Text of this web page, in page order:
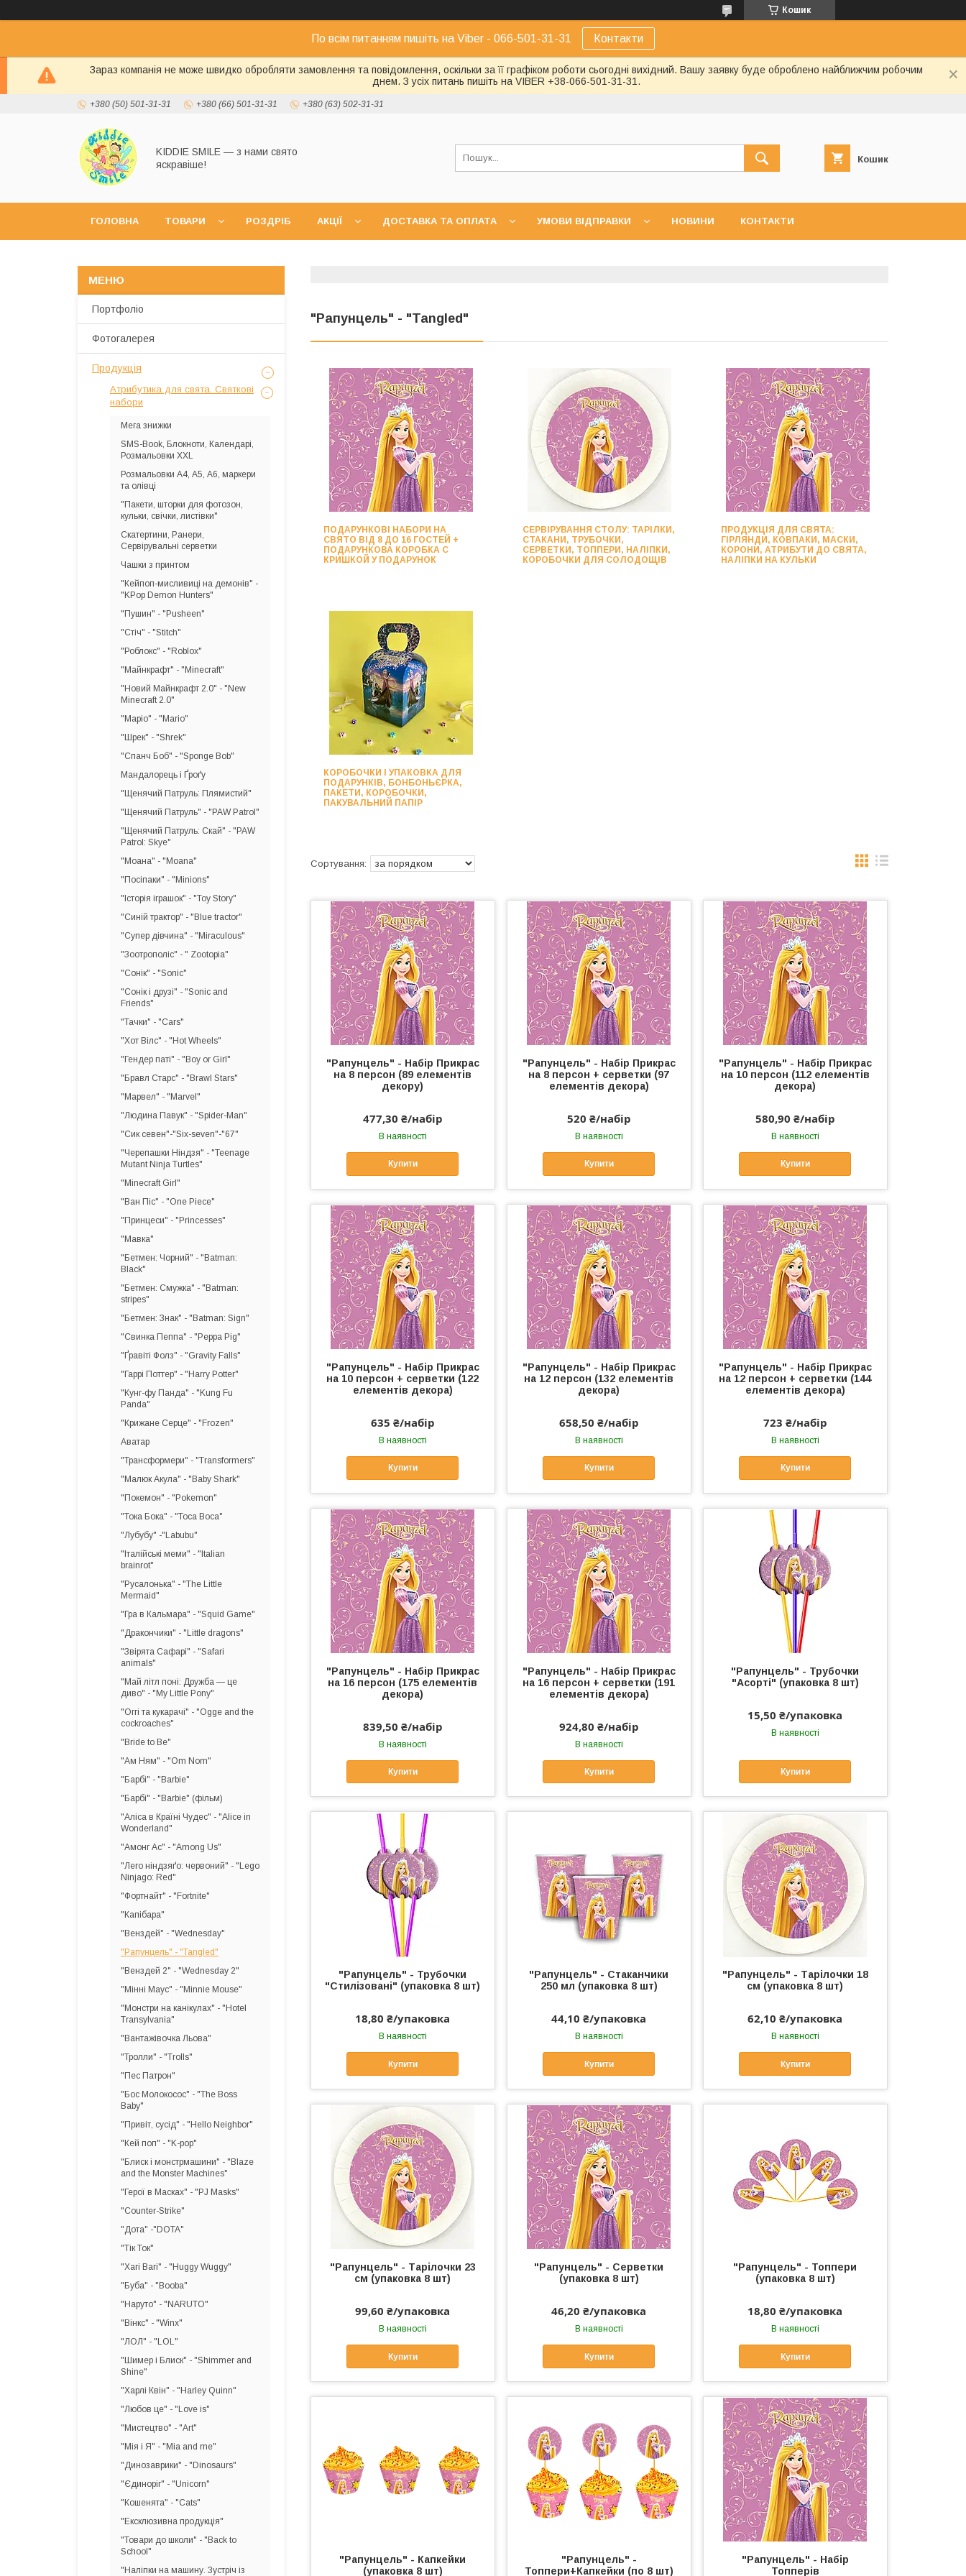
Кошик
По всім питанням пишіть на Viber - 066-501-31-31 Контакти
Зараз компанія не може швидко обробляти замовлення та повідомлення, оскільки за її графіком роботи сьогодні вихідний. Вашу заявку буде оброблено найближчим робочим
днем. З усіх питань пишіть на VIBER +38-066-501-31-31.
+380 (50) 501-31-31 +380 (66) 501-31-31 +380 (63) 502-31-31
KIDDIE SMILE — з нами свято
яскравіше!
Кошик
ГОЛОВНА ТОВАРИ РОЗДРІБ АКЦІЇ ДОСТАВКА ТА ОПЛАТА УМОВИ ВІДПРАВКИ НОВИНИ КОНТАКТИ
"Рапунцель" - "Tangled"
ПОДАРУНКОВІ НАБОРИ НА
СВЯТО ВІД 8 ДО 16 ГОСТЕЙ +
ПОДАРУНКОВА КОРОБКА С
КРИШКОЙ У ПОДАРУНОК
СЕРВІРУВАННЯ СТОЛУ: ТАРІЛКИ,
СТАКАНИ, ТРУБОЧКИ,
СЕРВЕТКИ, ТОППЕРИ, НАЛІПКИ,
КОРОБОЧКИ ДЛЯ СОЛОДОЩІВ
ПРОДУКЦІЯ ДЛЯ СВЯТА:
ГІРЛЯНДИ, КОВПАКИ, МАСКИ,
КОРОНИ, АТРИБУТИ ДО СВЯТА,
НАЛІПКИ НА КУЛЬКИ
КОРОБОЧКИ І УПАКОВКА ДЛЯ
ПОДАРУНКІВ, БОНБОНЬЄРКА,
ПАКЕТИ, КОРОБОЧКИ,
ПАКУВАЛЬНИЙ ПАПІР
"Рапунцель" - Набір Прикрас
на 8 персон (89 елементів
декору)
477,30 ₴/набір
В наявності
Купити
"Рапунцель" - Набір Прикрас
на 8 персон + серветки (97
елементів декора)
520 ₴/набір
В наявності
Купити
"Рапунцель" - Набір Прикрас
на 10 персон (112 елементів
декора)
580,90 ₴/набір
В наявності
Купити
"Рапунцель" - Набір Прикрас
на 10 персон + серветки (122
елементів декора)
635 ₴/набір
В наявності
Купити
"Рапунцель" - Набір Прикрас
на 12 персон (132 елементів
декора)
658,50 ₴/набір
В наявності
Купити
"Рапунцель" - Набір Прикрас
на 12 персон + серветки (144
елементів декора)
723 ₴/набір
В наявності
Купити
"Рапунцель" - Набір Прикрас
на 16 персон (175 елементів
декора)
839,50 ₴/набір
В наявності
Купити
"Рапунцель" - Набір Прикрас
на 16 персон + серветки (191
елементів декора)
924,80 ₴/набір
В наявності
Купити
"Рапунцель" - Трубочки
"Асорті" (упаковка 8 шт)
15,50 ₴/упаковка
В наявності
Купити
"Рапунцель" - Трубочки
"Стилізовані" (упаковка 8 шт)
18,80 ₴/упаковка
В наявності
Купити
"Рапунцель" - Стаканчики
250 мл (упаковка 8 шт)
44,10 ₴/упаковка
В наявності
Купити
"Рапунцель" - Тарілочки 18
см (упаковка 8 шт)
62,10 ₴/упаковка
В наявності
Купити
"Рапунцель" - Тарілочки 23
см (упаковка 8 шт)
99,60 ₴/упаковка
В наявності
Купити
"Рапунцель" - Серветки
(упаковка 8 шт)
46,20 ₴/упаковка
В наявності
Купити
"Рапунцель" - Топпери
(упаковка 8 шт)
18,80 ₴/упаковка
В наявності
Купити
"Рапунцель" - Капкейки
(упаковка 8 шт)
"Рапунцель" -
Топпери+Капкейки (по 8 шт)
"Рапунцель" - Набір
Топперів
Портфоліо
Фотогалерея
Продукція
Атрибутика для свята. Святкові
набори
Мега знижки
SMS-Book, Блокноти, Календарі,
Розмальовки XXL
Розмальовки А4, А5, А6, маркери
та олівці
"Пакети, шторки для фотозон,
кульки, свічки, листівки"
Скатертини, Ранери,
Сервірувальні серветки
Чашки з принтом
"Кейпоп-мисливиці на демонів" -
"KPop Demon Hunters"
"Пушин" - "Pusheen"
"Стіч" - "Stitch"
"Роблокс" - "Roblox"
"Майнкрафт" - "Minecraft"
"Новий Майнкрафт 2.0" - "New
Minecraft 2.0"
"Маріо" - "Mario"
"Шрек" - "Shrek"
"Спанч Боб" - "Sponge Bob"
Мандалорець і Ґроґу
"Щенячий Патруль: Плямистий"
"Щенячий Патруль" - "PAW Patrol"
"Щенячий Патруль: Скай" - "PAW
Patrol: Skye"
"Моана" - "Moana"
"Посіпаки" - "Minions"
"Історія іграшок" - "Toy Story"
"Синій трактор" - "Blue tractor"
"Супер дівчина" - "Miraculous"
"Зоотрополіс" - " Zootopia"
"Сонік" - "Sonic"
"Сонік і друзі" - "Sonic and
Friends"
"Тачки" - "Cars"
"Хот Вілс" - "Hot Wheels"
"Гендер паті" - "Boy or Girl"
"Бравл Старс" - "Brawl Stars"
"Марвел" - "Marvel"
"Людина Павук" - "Spider-Man"
"Сик севен"-"Six-seven"-"67"
"Черепашки Ніндзя" - "Teenage
Mutant Ninja Turtles"
"Minecraft Girl"
"Ван Піс" - "One Piece"
"Принцеси" - "Princesses"
"Мавка"
"Бетмен: Чорний" - "Batman:
Black"
"Бетмен: Смужка" - "Batman:
stripes"
"Бетмен: Знак" - "Batman: Sign"
"Свинка Пеппа" - "Peppa Pig"
"Ґравіті Фолз" - "Gravity Falls"
"Гаррі Поттер" - "Harry Potter"
"Кунг-фу Панда" - "Kung Fu
Panda"
"Крижане Серце" - "Frozen"
Аватар
"Трансформери" - "Transformers"
"Малюк Акула" - "Baby Shark"
"Покемон" - "Pokemon"
"Тока Бока" - "Toca Boca"
"Лубубу" -"Labubu"
"Італійські меми" - "Italian
brainrot"
"Русалонька" - "The Little
Mermaid"
"Гра в Кальмара" - "Squid Game"
"Дракончики" - "Little dragons"
"Звірята Сафарі" - "Safari
animals"
"Май літл поні: Дружба — це
диво" - "My Little Pony"
"Оггі та кукарачі" - "Ogge and the
cockroaches"
"Bride to Be"
"Ам Ням" - "Om Nom"
"Барбі" - "Barbie"
"Барбі" - "Barbie" (фільм)
"Аліса в Країні Чудес" - "Alice in
Wonderland"
"Амонг Ас" - "Among Us"
"Лего ніндзяґо: червоний" - "Lego
Ninjago: Red"
"Фортнайт" - "Fortnite"
"Капібара"
"Венздей" - "Wednesday"
"Рапунцель" - "Tangled"
"Венздей 2" - "Wednesday 2"
"Мінні Маус" - "Minnie Mouse"
"Монстри на канікулах" - "Hotel
Transylvania"
"Вантажівочка Льова"
"Тролли" - "Trolls"
"Пес Патрон"
"Бос Молокосос" - "The Boss
Baby"
"Привіт, сусід" - "Hello Neighbor"
"Кей поп" - "K-pop"
"Блиск і монстрмашини" - "Blaze
and the Monster Machines"
"Герої в Масках" - "PJ Masks"
"Counter-Strike"
"Дота" -"DOTA"
"Тік Ток"
"Хагі Вагі" - "Huggy Wuggy"
"Буба" - "Booba"
"Наруто" - "NARUTO"
"Вінкс" - "Winx"
"ЛОЛ" - "LOL"
"Шимер і Блиск" - "Shimmer and
Shine"
"Харлі Квін" - "Harley Quinn"
"Любов це" - "Love is"
"Мистецтво" - "Art"
"Мія і Я" - "Mia and me"
"Динозаврики" - "Dinosaurs"
"Єдиноріг" - "Unicorn"
"Кошенята" - "Cats"
"Ексклюзивна продукція"
"Товари до школи" - "Back to
School"
"Наліпки на машину. Зустріч із